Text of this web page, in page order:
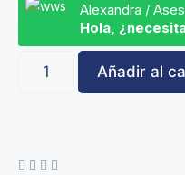
Alexandra /
Hola,
Añadir al